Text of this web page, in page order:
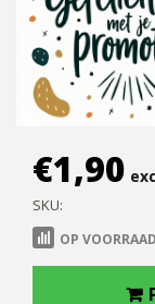
€1,90
SKU:
OP VOORRAAD